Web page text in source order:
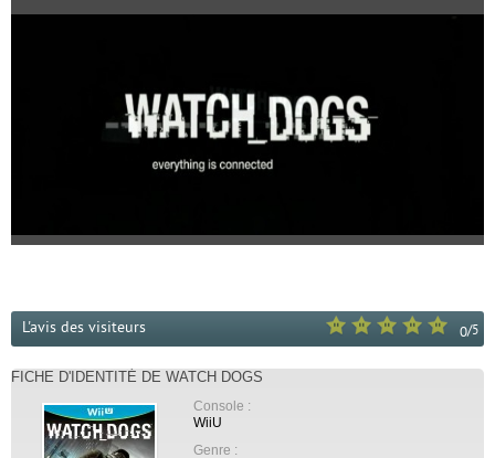
0/5
L'avis des visiteurs
FICHE D'IDENTITÉ DE WATCH DOGS
Console :
WiiU
Genre :